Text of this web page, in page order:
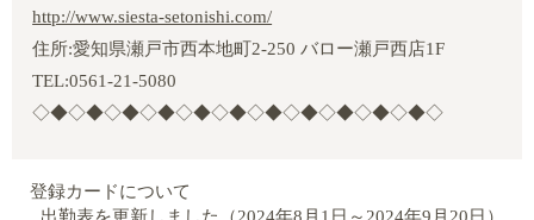
http://www.siesta-setonishi.com/
住所:愛知県瀬戸市西本地町2‐250バロー瀬戸西店1F
TEL:0561-21-5080
◇◆◇◆◇◆◇◆◇◆◇◆◇◆◇◆◇◆◇◆◇◆◇
登録カードについて
出勤表を更新しました（2024年8月1日～2024年9月20日）